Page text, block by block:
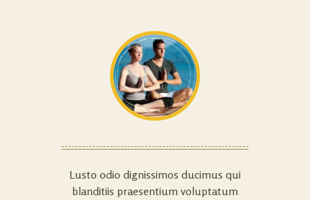
Lusto odio dignissimos ducimus qui
blanditiis praesentium voluptatum